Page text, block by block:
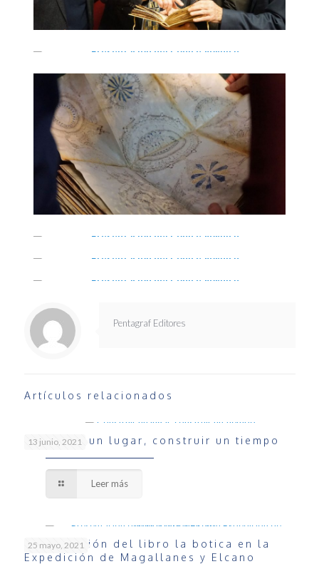
Pentagraf Editores
Artículos relacionados
13 junio, 2021
Construir un lugar, construir un tiempo
Leer más
25 mayo, 2021
Presentación del libro la botica en la
Expedición de Magallanes y Elcano